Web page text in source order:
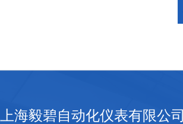
上海毅碧自动化仪表有限公司